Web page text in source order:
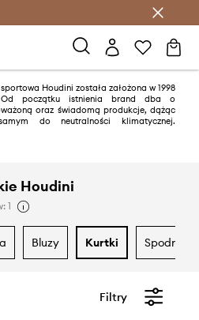
z Answear Club >
Houdini została założona w 1998
początku istnienia brand dba o
oraz świadomą produkcje, dążąc
do neutralności klimatycznej.
Houdini
1
bluzy kurtki spodnie i
Filtry